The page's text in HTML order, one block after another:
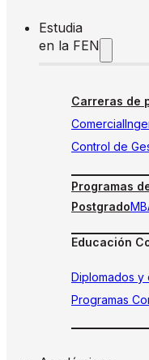
Estudia
en la FEN
Carreras de
Comercial
Control de
Programas
Postgrado
Educación
Diplomados y
Programas